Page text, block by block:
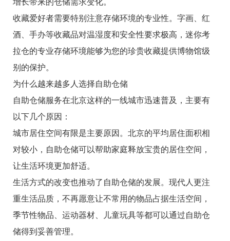
收藏爱好者需要特别注意存储环境的专业性。字画、红
酒、手办等收藏品对温湿度和安全性要求极高，迷你考
拉仓的专业存储环境能够为您的珍贵收藏提供博物馆级
别的保护。
为什么越来越多人选择自助仓储
自助仓储服务在北京这样的一线城市迅速普及，主要有
以下几个原因：
城市居住空间有限是主要原因。北京的平均居住面积相
对较小，自助仓储可以帮助家庭释放宝贵的居住空间，
让生活环境更加舒适。
生活方式的改变也推动了自助仓储的发展。现代人更注
重生活品质，不再愿意让不常用的物品占据生活空间，
季节性物品、运动器材、儿童玩具等都可以通过自助仓
储得到妥善管理。